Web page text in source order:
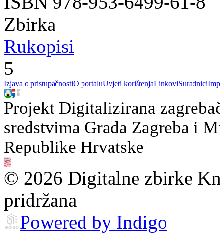
Zbirka
Rukopisi
5
Izjava o pristupačnostiO portaluUvjeti korištenjaLinkoviSuradnici
Projekt Digitalizirana
sredstvima Grada Zagreba i
Republike Hrvatske
© 2026 Digitalne zbirke
pridržana
Powered by Indigo